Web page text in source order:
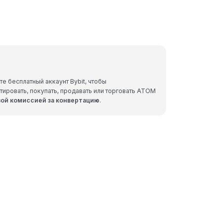
бесплатный аккаунт Bybit, чтобы
покупать, продавать или торговать ATOM
комиссией за конвертацию.